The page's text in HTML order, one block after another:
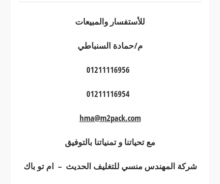
للأستفسار والمبيعات
م/حمادة السنباطي
hma@m2pack.com
مع تحياتنا و تمنياتنا بالتوفيق
شركة المهندس منسي للتغليف الحديث – ام تو باك